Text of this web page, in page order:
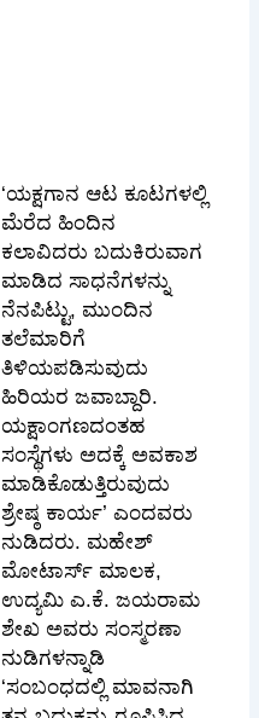
‘ಯಕ್ಷಗಾನ ಆಟ ಕೂಟಗಳಲ್ಲಿ
ಮೆರೆದ ಹಿಂದಿನ
ಕಲಾವಿದರು ಬದುಕಿರುವಾಗ
ಮಾಡಿದ ಸಾಧನೆಗಳನ್ನು
ನೆನಪಿಟ್ಟು, ಮುಂದಿನ
ತಲೆಮಾರಿಗೆ
ತಿಳಿಯಪಡಿಸುವುದು
ಹಿರಿಯರ ಜವಾಬ್ದಾರಿ.
ಯಕ್ಷಾಂಗಣದಂತಹ
ಸಂಸ್ಥೆಗಳು ಅದಕ್ಕೆ ಅವಕಾಶ
ಮಾಡಿಕೊಡುತ್ತಿರುವುದು
ಶ್ರೇಷ್ಠ ಕಾರ್ಯ’ ಎಂದವರು
ನುಡಿದರು. ಮಹೇಶ್
ಮೋಟಾರ್ಸ್ ಮಾಲಕ,
ಉದ್ಯಮಿ ಎ.ಕೆ. ಜಯರಾಮ
ಶೇಖ ಅವರು ಸಂಸ್ಮರಣಾ
ನುಡಿಗಳನ್ನಾಡಿ
‘ಸಂಬಂಧದಲ್ಲಿ ಮಾವನಾಗಿ